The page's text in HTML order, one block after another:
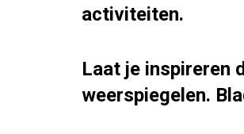
activiteiten.
Laat je inspireren
weerspiegelen.